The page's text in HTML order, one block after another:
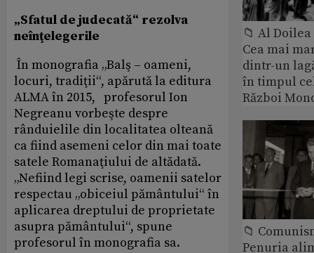
„Sfatul de judecată“ rezolva
neînţelegerile
În monografia „Balş – oameni,
locuri, tradiţii“, apărută la editura
ALMA în 2015, profesorul Ion
Negreanu vorbeşte despre
rânduielile din localitatea olteană
ca fiind asemeni celor din mai toate
satele Romanaţiului de altădată.
„Nefiind legi scrise, oamenii satelor
respectau „obiceiul pământului“ în
aplicarea dreptului de proprietate
asupra pământului“, spune
profesorul în monografia sa.
📁 Al
Cea mai
dintr-un
în timpul
Război
📁
Penuria